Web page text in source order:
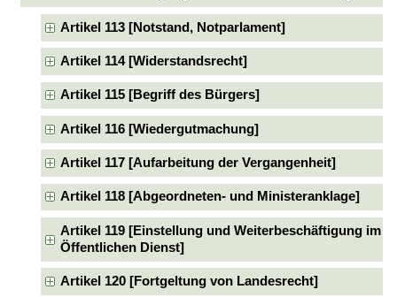
Artikel 113 [Notstand, Notparlament]
Artikel 114 [Widerstandsrecht]
Artikel 115 [Begriff des Bürgers]
Artikel 116 [Wiedergutmachung]
Artikel 117 [Aufarbeitung der Vergangenheit]
Artikel 118 [Abgeordneten- und Ministeranklage]
Artikel 119 [Einstellung und Weiterbeschäftigung im
Öffentlichen Dienst]
Artikel 120 [Fortgeltung von Landesrecht]